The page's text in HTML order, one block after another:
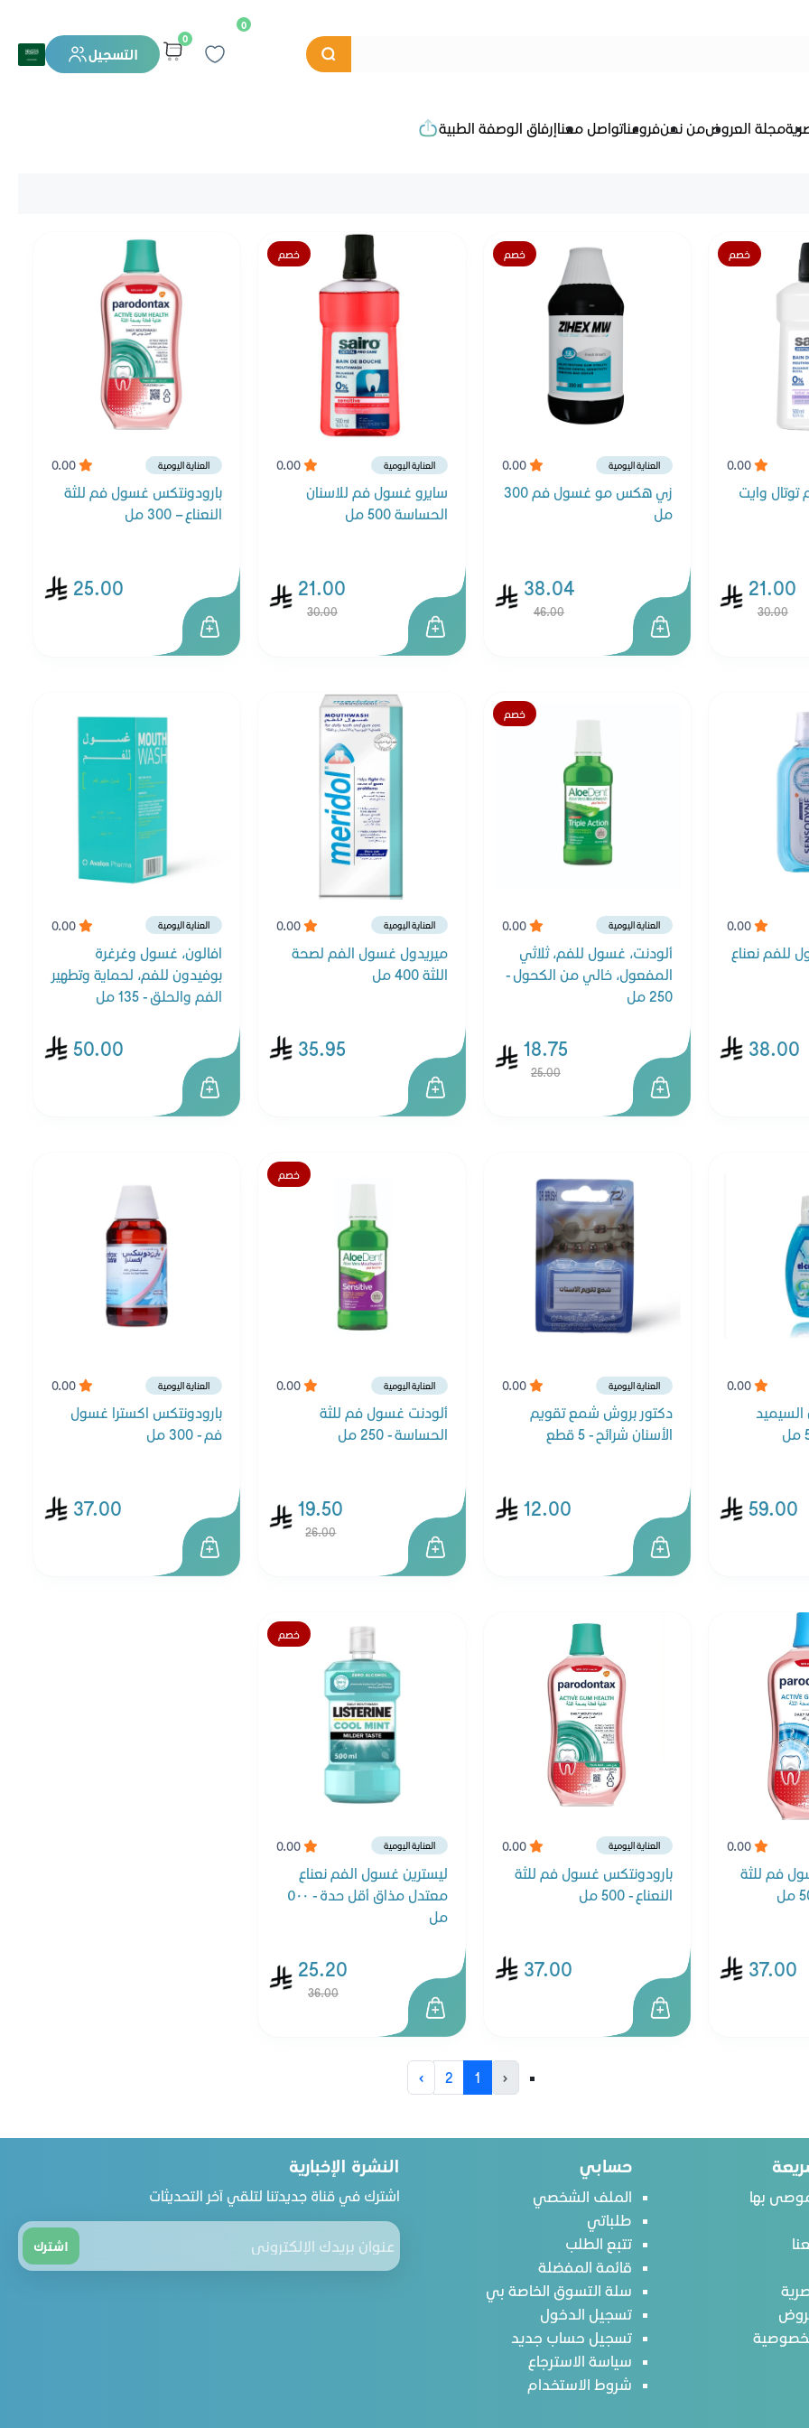
0
0
التسجيل
مجلة العروضمن نحنفروعناتواصل معناإرفاق الوصفة الطبية
خصم
0.00
وايت
21.00
30.00
خصم
0.00 العناية اليومية
زي هكس مو غسول فم 300
مل
38.04
46.00
خصم
0.00 العناية اليومية
سايرو غسول فم للاسنان
الحساسة 500 مل
21.00
30.00
0.00 العناية اليومية
بارودونتكس غسول فم للثة
النعناع – 300 مل
25.00
0.00
للفم نعناع
38.00
خصم
0.00 العناية اليومية
ألودنت، غسول للفم، ثلاثي
المفعول، خالي من الكحول -
250 مل
18.75
25.00
0.00 العناية اليومية
ميريدول غسول الفم لصحة
اللثة 400 مل
35.95
0.00 العناية اليومية
افالون، غسول وغرغرة
بوفيدون للفم، لحماية وتطهير
الفم والحلق - 135 مل
50.00
0.00
59.00
0.00 العناية اليومية
دكتور بروش شمع تقويم
الأسنان شرائح - 5 قطع
12.00
خصم
0.00 العناية اليومية
ألودنت غسول فم للثة
الحساسة - 250 مل
19.50
26.00
0.00 العناية اليومية
بارودونتكس اكسترا غسول
فم - 300 مل
37.00
0.00
فم للثة
37.00
0.00 العناية اليومية
بارودونتكس غسول فم للثة
النعناع - 500 مل
37.00
خصم
0.00 العناية اليومية
ليسترين غسول الفم نعناع
معتدل مذاق أقل حدة - ٥٠٠
مل
25.20
36.00
‹
1
2
›
بها
حسابي
الملف الشخصي
طلباتي
تتبع الطلب
قائمة المفضلة
سلة التسوق الخاصة بي
تسجيل الدخول
تسجيل حساب جديد
سياسة الاسترجاع
شروط الاستخدام
النشرة الإخبارية
اشترك في قناة جديدتنا لتلقي آخر التحديثات
اشترك